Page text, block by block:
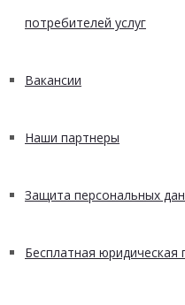
потребителей услуг
Вакансии
Наши партнеры
Защита персональных
Бесплатная